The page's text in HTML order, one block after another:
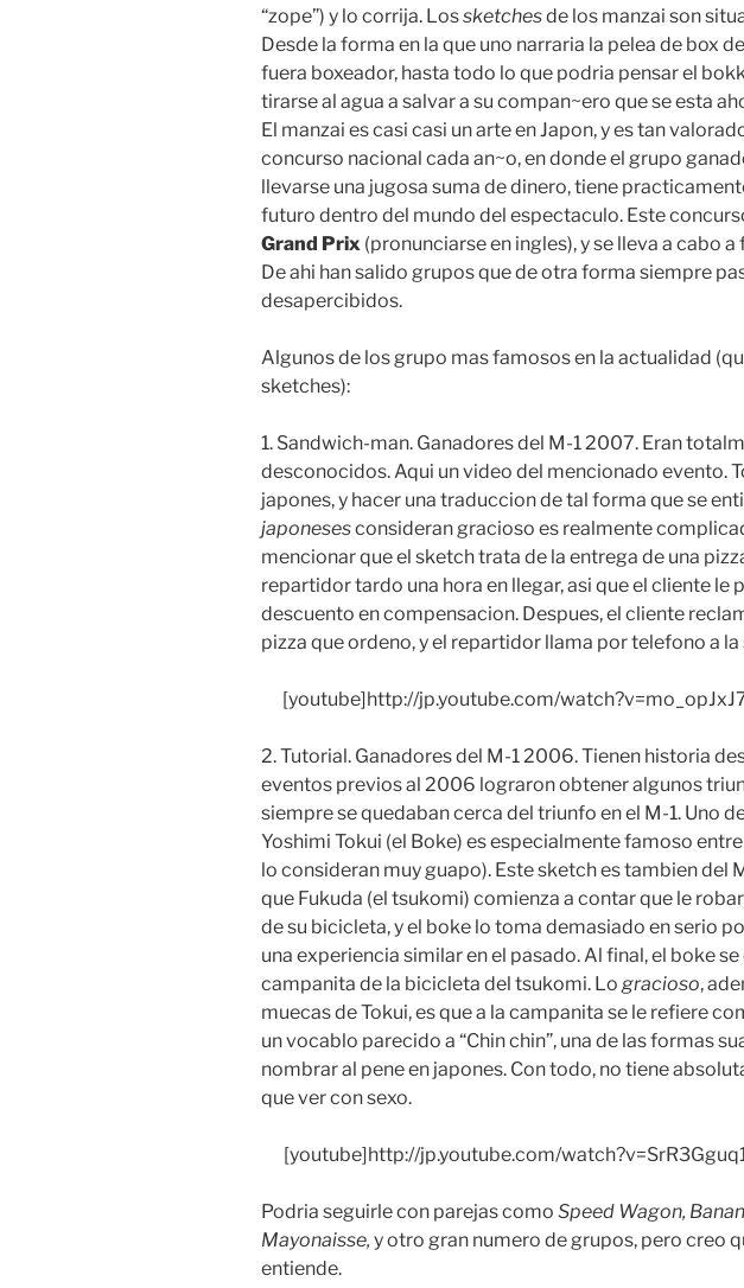
“zope”) y lo corrija. Lossketchesde los manzai son
Desde la forma en la que uno narraria la pelea de box
fuera boxeador, hasta todo lo que podria pensar el
tirarse al agua a salvar a su compan~ero que se esta
El manzai es casi casi un arte en Japon, y es tan
concurso nacional cada an~o, en donde el grupo
llevarse una jugosa suma de dinero, tiene
futuro dentro del mundo del espectaculo. Este
Grand Prix (pronunciarse en ingles), y se lleva a cabo a
De ahi han salido grupos que de otra forma siempre
desapercibidos.
Algunos de los grupo mas famosos en la actualidad
sketches):
1. Sandwich-man. Ganadores del M-1 2007. Eran
desconocidos. Aqui un video del mencionado evento.
japones, y hacer una traduccion de tal forma que se
japonesesconsideran gracioso es realmente
mencionar que el sketch trata de la entrega de una
repartidor tardo una hora en llegar, asi que el cliente le
descuento en compensacion. Despues, el cliente
pizza que ordeno, y el repartidor llama por telefono a la
[youtube]http://jp.youtube.com/
2. Tutorial. Ganadores del M-1 2006. Tienen historia
eventos previos al 2006 lograron obtener algunos
siempre se quedaban cerca del triunfo en el M-1. Uno
Yoshimi Tokui (el Boke) es especialmente famoso
lo consideran muy guapo). Este sketch es tambien del
que Fukuda (el tsukomi) comienza a contar que le
de su bicicleta, y el boke lo toma demasiado en serio
una experiencia similar en el pasado. Al final, el boke
campanita de la bicicleta del tsukomi. Lo gracioso,
muecas de Tokui, es que a la campanita se le refiere
un vocablo parecido a “Chin chin”, una de las formas
nombrar al pene en japones. Con todo, no tiene
que ver con sexo.
[youtube]http://jp.youtube.com/
Podria seguirle con parejas como Speed Wagon,
Mayonaisse, y otro gran numero de grupos, pero creo
entiende.